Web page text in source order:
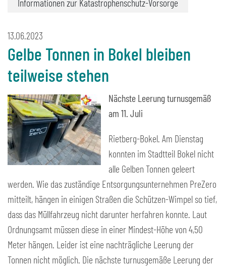
Informationen zur Katastrophenschutz-Vorsorge
13.06.2023
Gelbe Tonnen in Bokel bleiben
teilweise stehen
Nächste Leerung turnusgemäß
am 11. Juli
Rietberg-Bokel. Am Dienstag
konnten im Stadtteil Bokel nicht
alle Gelben Tonnen geleert
werden. Wie das zuständige Entsorgungsunternehmen PreZero
mitteilt, hängen in einigen Straßen die Schützen-Wimpel so tief,
dass das Müllfahrzeug nicht darunter herfahren konnte. Laut
Ordnungsamt müssen diese in einer Mindest-Höhe von 4,50
Meter hängen. Leider ist eine nachträgliche Leerung der
Tonnen nicht möglich. Die nächste turnusgemäße Leerung der